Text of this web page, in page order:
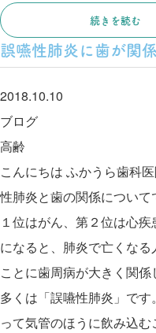
続きを読む
誤嚥性肺炎に歯が関
2018.10.10
ブログ
高齢
こんにちは ふかうら歯科
性肺炎と歯の関係につい
１位はがん、第２位は心
になると、肺炎で亡くな
ことに歯周病が大きく関
多くは「誤嚥性肺炎」で
って気管のほうに飲み込